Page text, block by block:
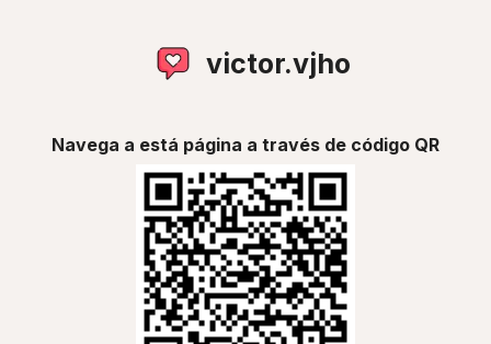
victor.vjho
Navega a está página a través de código QR